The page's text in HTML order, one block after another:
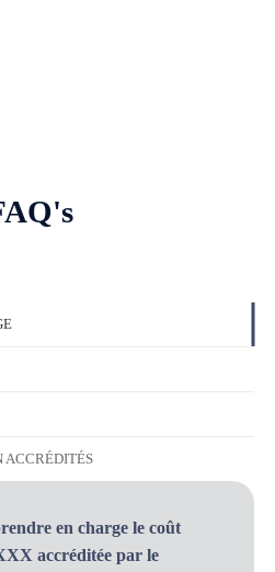
ACCRÉDITÉS
en charge le coût
accréditée par le